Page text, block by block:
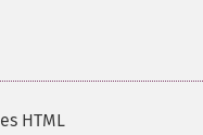
HTML